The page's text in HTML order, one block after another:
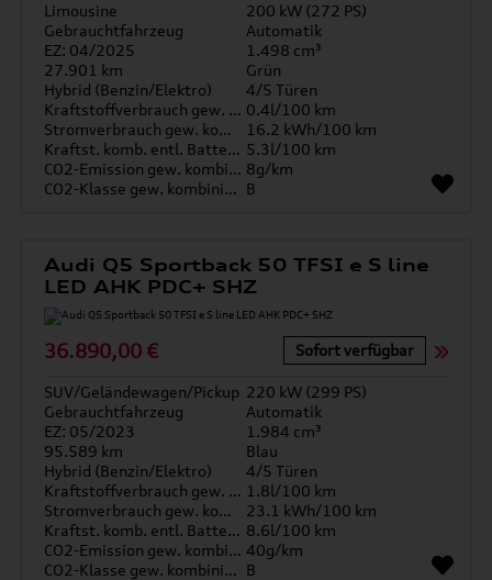
Limousine
200 kW (272 PS)
Gebrauchtfahrzeug
Automatik
EZ: 04/2025
1.498 cm³
27.901 km
Grün
Hybrid (Benzin/Elektro)
4/5 Türen
Kraftstoffverbrauch gew. kombiniert 0.4l/100 km
Stromverbrauch gew. kombiniert
16.2 kWh/100 km
Kraftst. komb. entl. Batterie 5.3l/100 km
CO2-Emission gew. kombiniert 8g/km
CO2-Klasse gew. kombiniert B
Audi Q5 Sportback 50 TFSI e S line
LED AHK PDC+ SHZ
36.890,00 € Sofort verfügbar
SUV/Geländewagen/Pickup 220 kW (299 PS)
Gebrauchtfahrzeug
Automatik
EZ: 05/2023
1.984 cm³
95.589 km
Blau
Hybrid (Benzin/Elektro)
4/5 Türen
Kraftstoffverbrauch gew. kombiniert 1.8l/100 km
Stromverbrauch gew. kombiniert
23.1 kWh/100 km
Kraftst. komb. entl. Batterie 8.6l/100 km
CO2-Emission gew. kombiniert 40g/km
CO2-Klasse gew. kombiniert B